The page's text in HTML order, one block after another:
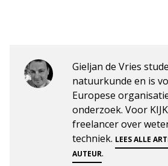
Gieljan de Vries
natuurkunde en is
Europese
onderzoek. Voor
freelancer over
techniek. LEES ALLE
AUTEUR.